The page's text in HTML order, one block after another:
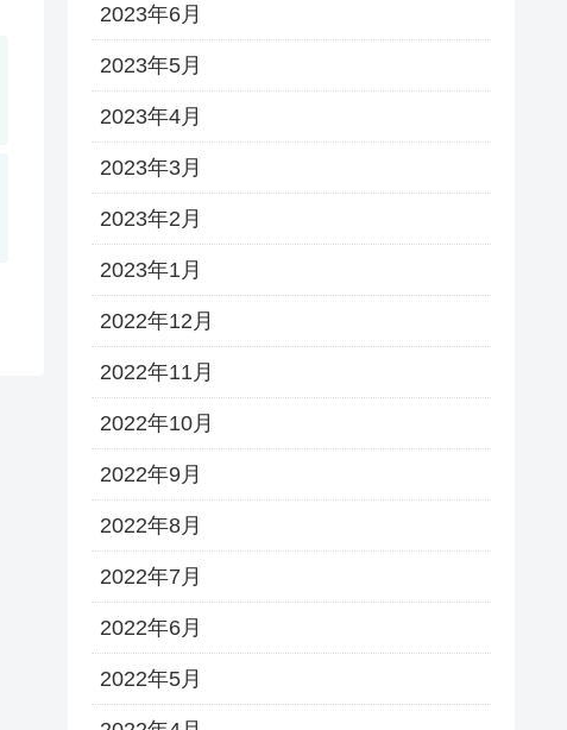
2023年6月
2023年5月
2023年4月
2023年3月
2023年2月
2023年1月
2022年12月
2022年11月
2022年10月
2022年9月
2022年8月
2022年7月
2022年6月
2022年5月